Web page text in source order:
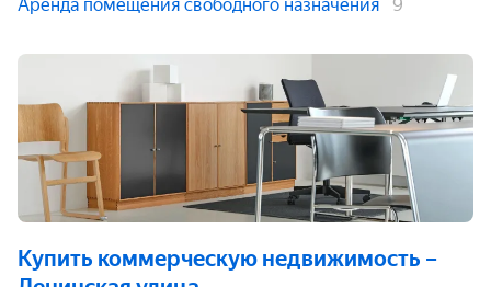
Аренда помещения свободного назначения 9
Купить коммерческую недвижимость –